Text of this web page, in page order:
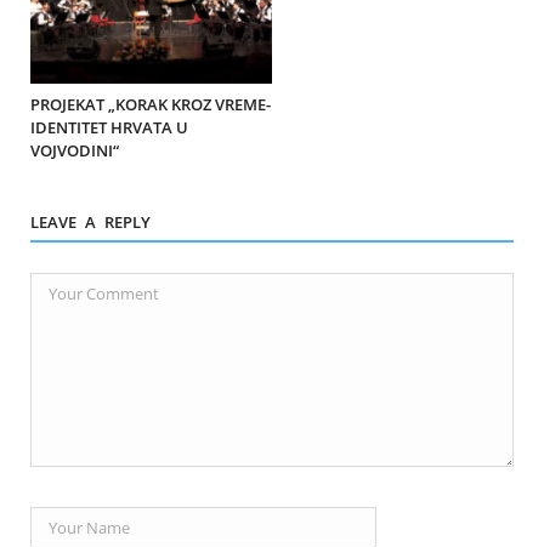
PROJEKAT „KORAK KROZ VREME-
IDENTITET HRVATA U
VOJVODINI“
LEAVE A REPLY